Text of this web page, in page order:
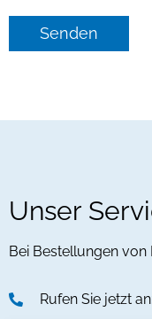
Senden
Unser
Bei Bestellungen
Rufen Sie jetzt